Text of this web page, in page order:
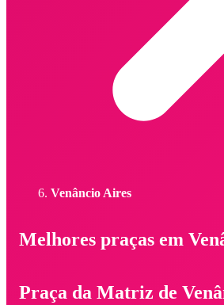
Venâncio Aires
Melhores praças em
Praça da Matriz de